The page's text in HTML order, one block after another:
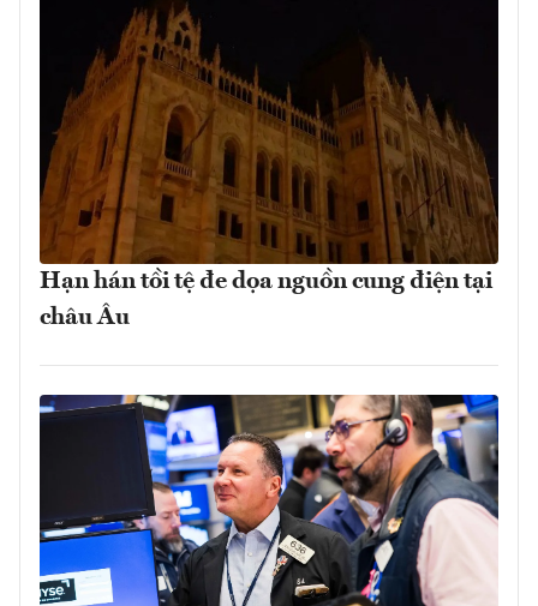
Hạn hán tồi tệ đe dọa nguồn cung điện tại
châu Âu